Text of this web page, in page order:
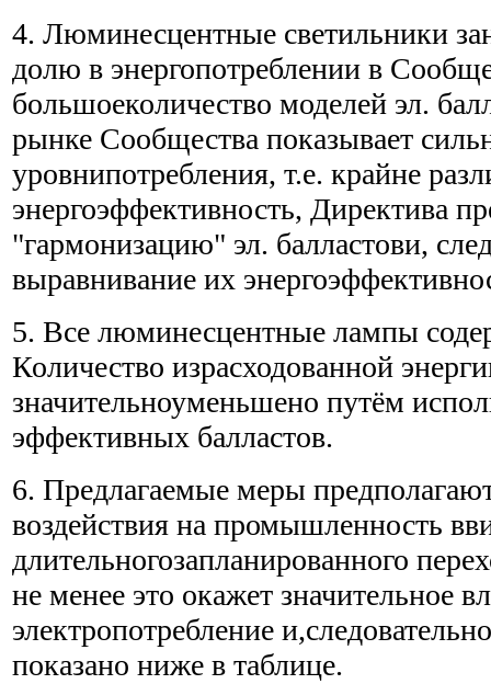
4. Люминесцентные светильники
долю в энергопотреблении в
большоеколичество моделей эл.
рынке Сообщества показывает
уровнипотребления, т.е. крайне
энергоэффективность, Директива
"гармонизацию" эл. балластови,
выравнивание их
5. Все люминесцентные лампы
Количество израсходованной
значительноуменьшено путём
эффективных балластов.
6. Предлагаемые меры
воздействия на промышленность
длительногозапланированного
не менее это окажет значительное
электропотребление
показано ниже в таблице.